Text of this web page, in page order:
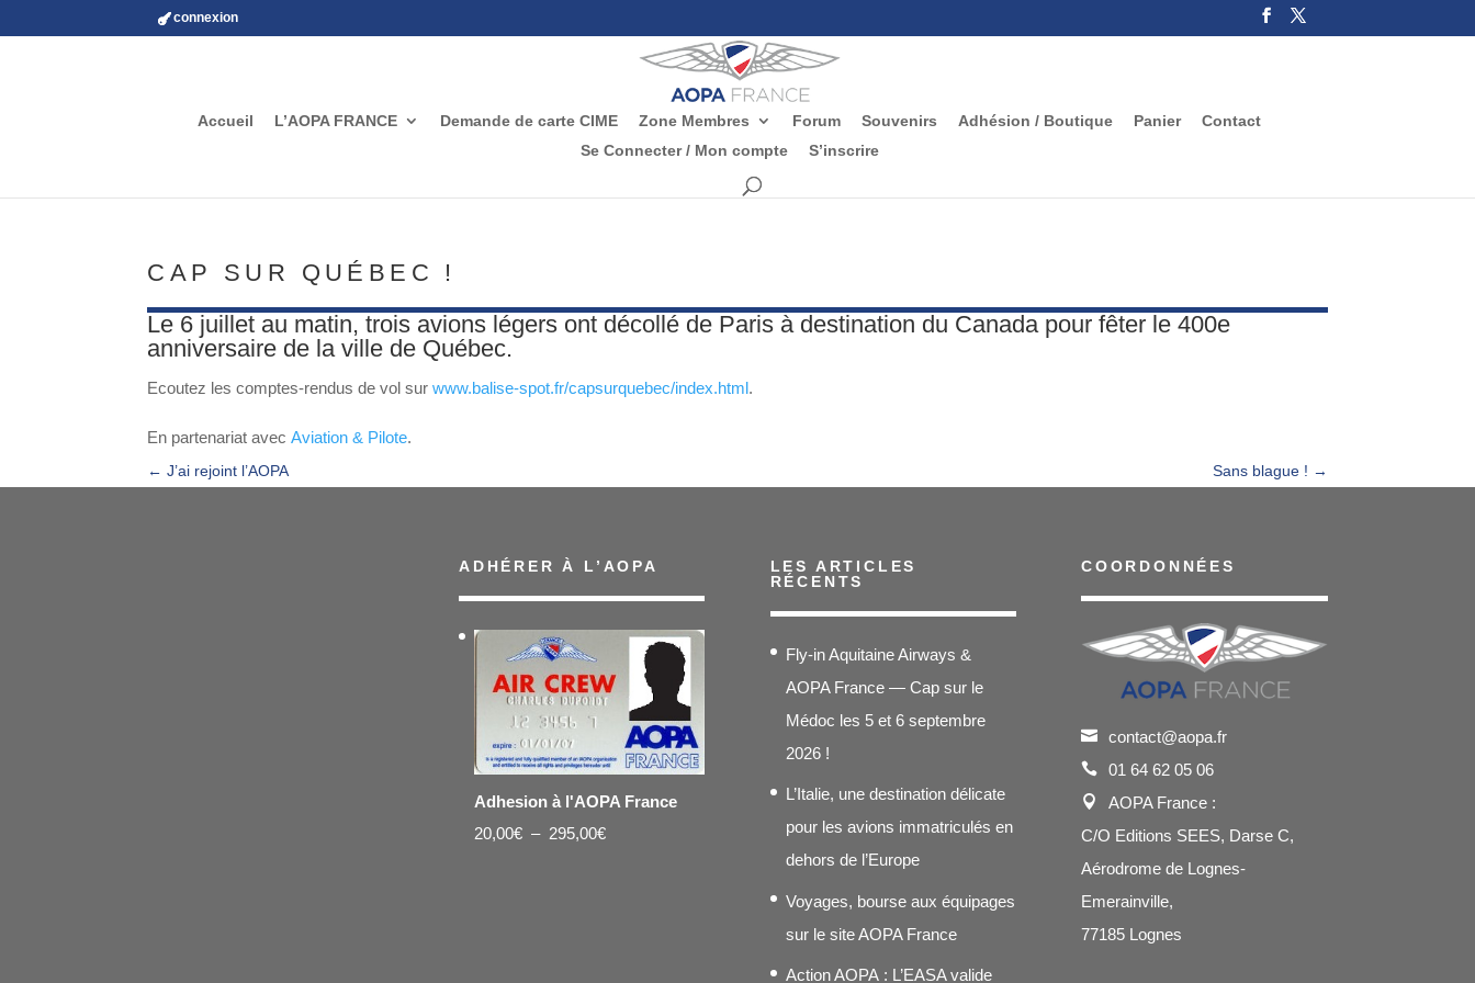
connexion
Accueil L’AOPA FRANCE Demande de carte CIME Zone Membres Forum Souvenirs Adhésion / Boutique Panier
Contact
Se Connecter / Mon compte
S’inscrire
CAP SUR QUÉBEC !
Le 6 juillet au matin, trois avions légers ont décollé de Paris à destination du Canada pour fêter le 400e
anniversaire de la ville de Québec.
Ecoutez les comptes-rendus de vol surwww.balise-spot.fr/capsurquebec/index.html.
En partenariat avecAviation & Pilote.
← J’ai rejoint l’AOPA Sans blague ! →
ADHÉRER À L’AOPA
Adhesion à l'AOPA France
20,00€ – 295,00€Plage
LES ARTICLES
RÉCENTS
Fly-in Aquitaine Airways &
AOPA France — Cap sur le
Médoc les 5 et 6 septembre
2026 !
L’Italie, une destination délicate
pour les avions immatriculés en
dehors de l’Europe
Voyages, bourse aux équipages
sur le site AOPA France
Action AOPA : L’EASA valide
COORDONNÉES
contact@aopa.fr
01 64 62 05 06
AOPA France :
C/O Editions SEES, Darse C,
Aérodrome de Lognes-
Emerainville,
77185 Lognes